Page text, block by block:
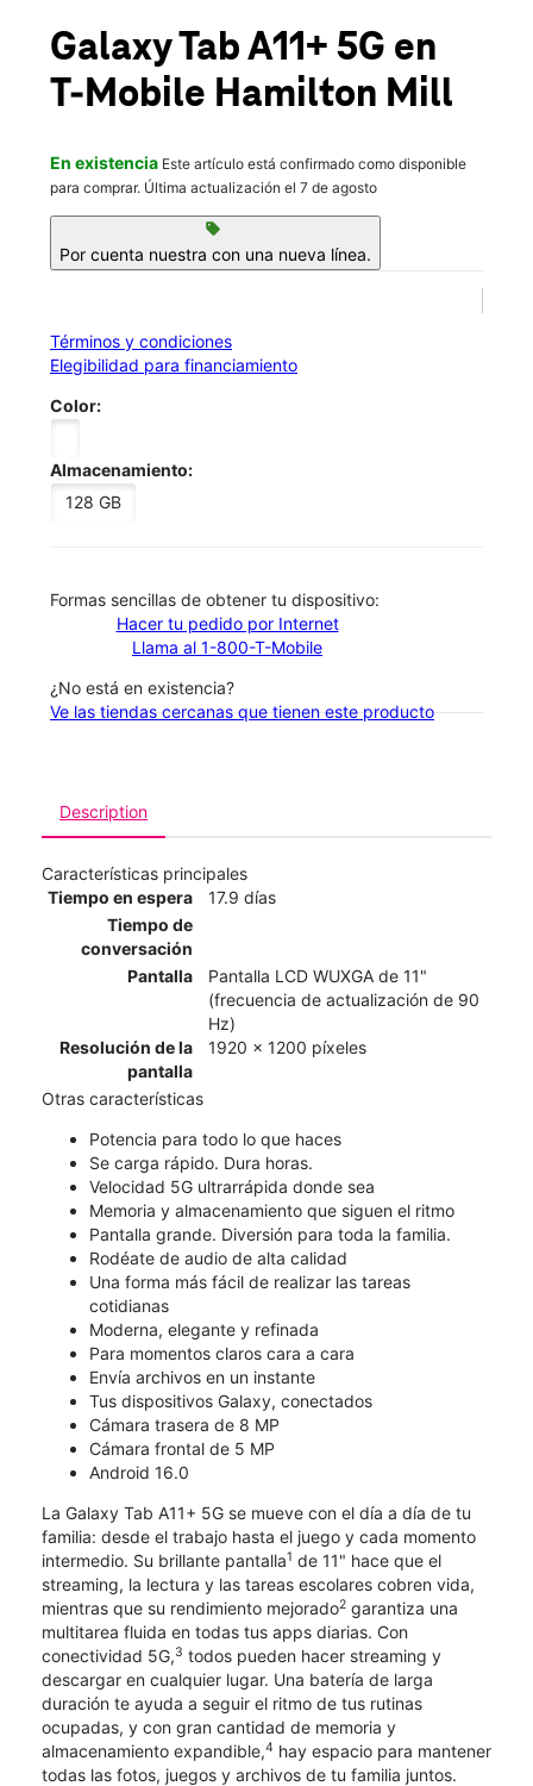
location_on
2690 Hamilton Mill Rd Suite 200 Buford, GA 30519
Galaxy Tab A11+ 5G en
T-Mobile Hamilton Mill
En existencia Este artículo está confirmado como disponible
para comprar. Última actualización el 7 de agosto
sell
Por cuenta nuestra con una nueva línea.
Términos y condiciones
Elegibilidad para financiamiento
Color:
Almacenamiento:
128 GB
​​​​​​​Formas sencillas de obtener tu dispositivo:
Hacer tu pedido por Internet
Llama al 1-800-T-Mobile
¿No está en existencia?
Ve las tiendas cercanas que tienen este producto
Description
Características principales
Tiempo en espera
17.9 días
Tiempo de
conversación
Pantalla
Pantalla LCD WUXGA de 11"
(frecuencia de actualización de 90
Hz)
Resolución de la
pantalla
1920 x 1200 píxeles
Otras características
Potencia para todo lo que haces
Se carga rápido. Dura horas.
Velocidad 5G ultrarrápida donde sea
Memoria y almacenamiento que siguen el ritmo
Pantalla grande. Diversión para toda la familia.
Rodéate de audio de alta calidad
Una forma más fácil de realizar las tareas
cotidianas
Moderna, elegante y refinada
Para momentos claros cara a cara
Envía archivos en un instante
Tus dispositivos Galaxy, conectados
Cámara trasera de 8 MP
Cámara frontal de 5 MP
Android 16.0
La Galaxy Tab A11+ 5G se mueve con el día a día de tu
familia: desde el trabajo hasta el juego y cada momento
intermedio. Su brillante pantalla1 de 11" hace que el
streaming, la lectura y las tareas escolares cobren vida,
mientras que su rendimiento mejorado2 garantiza una
multitarea fluida en todas tus apps diarias. Con
conectividad 5G,3 todos pueden hacer streaming y
descargar en cualquier lugar. Una batería de larga
duración te ayuda a seguir el ritmo de tus rutinas
ocupadas, y con gran cantidad de memoria y
almacenamiento expandible,4 hay espacio para mantener
todas las fotos, juegos y archivos de tu familia juntos.